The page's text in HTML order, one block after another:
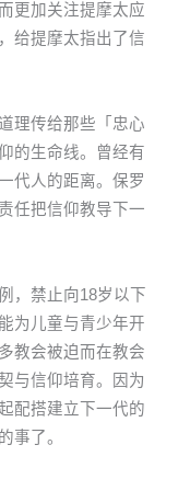
更加关注提摩太应
给提摩太指出了信
理传给那些「忠心
的生命线。曾经有
代人的距离。保罗
任把信仰教导下一
，禁止向18岁以下
为儿童与青少年开
教会被迫而在教会
与信仰培育。因为
配搭建立下一代的
事了。